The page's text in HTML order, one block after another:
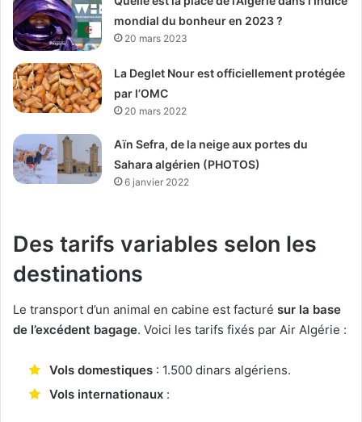
mondial du bonheur en 2023 ?
20 mars 2023
La Deglet Nour est officiellement protégée
par l’OMC
20 mars 2022
Aïn Sefra, de la neige aux portes du
Sahara algérien (PHOTOS)
6 janvier 2022
Des tarifs variables selon les
destinations
Le transport d’un animal en cabine est facturé sur la base
de l’excédent bagage. Voici les tarifs fixés par Air Algérie :
Vols domestiques : 1.500 dinars algériens.
Vols internationaux :